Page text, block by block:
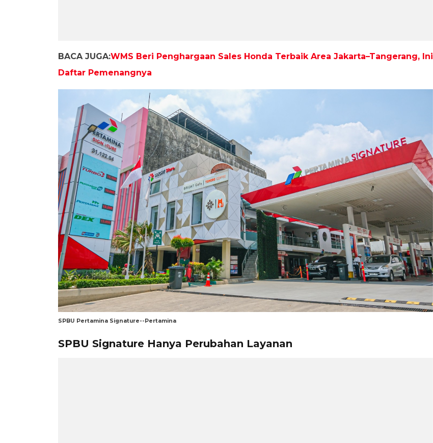
BACA JUGA:WMS Beri Penghargaan Sales Honda Terbaik Area Jakarta–Tangerang, Ini
Daftar Pemenangnya
SPBU Pertamina Signature--Pertamina
SPBU Signature Hanya Perubahan Layanan